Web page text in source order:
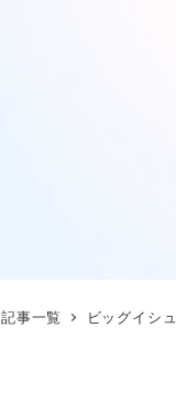
記事一覧 ビッグイシ